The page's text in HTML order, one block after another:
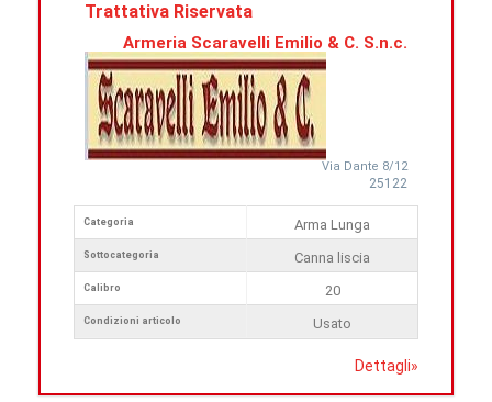
Trattativa Riservata
Armeria Scaravelli Emilio & C. S.n.c.
Via Dante 8/12
25122
Categoria
Sottocategoria
Calibro
Condizioni articolo
Arma Lunga
Canna liscia
20
Usato
Dettagli»